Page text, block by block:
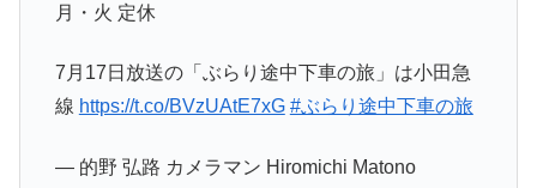
月・火 定休
7月17日放送の「ぶらり途中下車の旅」は小田急
線 https://t.co/BVzUAtE7xG #ぶらり途中下車の旅
— 的野 弘路 カメラマン Hiromichi Matono